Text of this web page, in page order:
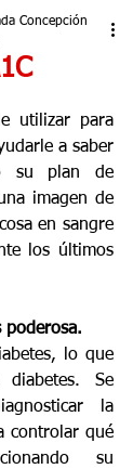
Concepción
utilizar para
a saber
su plan de
imagen de
en sangre
los últimos
poderosa.
lo que
Se
la
controlar qué
su